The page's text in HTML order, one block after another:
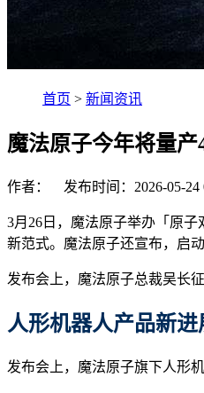
首页 > 新闻资讯
魔法原子今年将量
作者： 发布时间：2026-05-24
3月26日，魔法原子举办「原
新范式。魔法原子还宣布，启
发布会上，魔法原子总裁吴长
人形机器人产品新
发布会上，魔法原子旗下人形